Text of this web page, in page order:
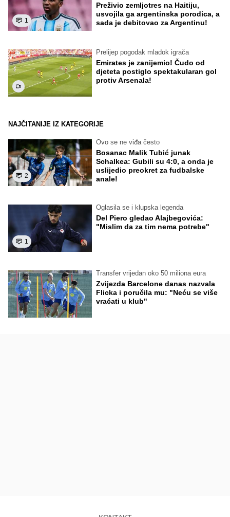
1
Preživio zemljotres na Haitiju,
usvojila ga argentinska porodica, a
sada je debitovao za Argentinu!
Prelijep pogodak mladok igrača
Emirates je zanijemio! Čudo od
djeteta postiglo spektakularan gol
protiv Arsenala!
NAJČITANIJE IZ KATEGORIJE
2
Ovo se ne viđa često
Bosanac Malik Tubić junak
Schalkea: Gubili su 4:0, a onda je
uslijedio preokret za fudbalske
anale!
1
Oglasila se i klupska legenda
Del Piero gledao Alajbegovića:
"Mislim da za tim nema potrebe"
Transfer vrijedan oko 50 miliona eura
Zvijezda Barcelone danas nazvala
Flicka i poručila mu: "Neću se više
vraćati u klub"